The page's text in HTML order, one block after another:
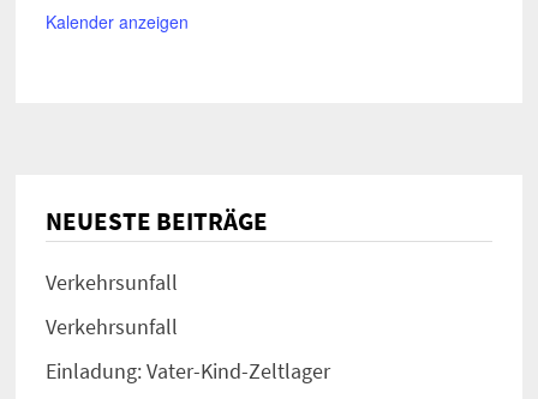
Kalender anzeigen
NEUESTE BEITRÄGE
Verkehrsunfall
Verkehrsunfall
Einladung: Vater-Kind-Zeltlager